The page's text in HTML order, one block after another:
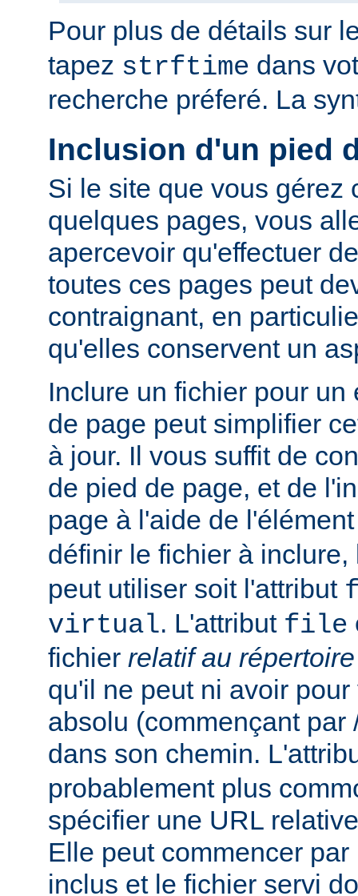
Pour plus de détails sur
tapez strftime dans
recherche préferé. La
Inclusion d'un pied
Si le site que vous gérez
quelques pages, vous
apercevoir qu'effectuer
toutes ces pages peut
contraignant, en
qu'elles conservent un
Inclure un fichier pour
de page peut simplifier
à jour. Il vous suffit de
de pied de page, et de
page à l'aide de
définir le fichier à
peut utiliser soit l'attribut
virtual. L'attribut file
fichier relatif au
qu'il ne peut ni avoir
absolu (commençant par
dans son chemin.
probablement plus
spécifier une URL
Elle peut commencer
inclus et le fichier servi